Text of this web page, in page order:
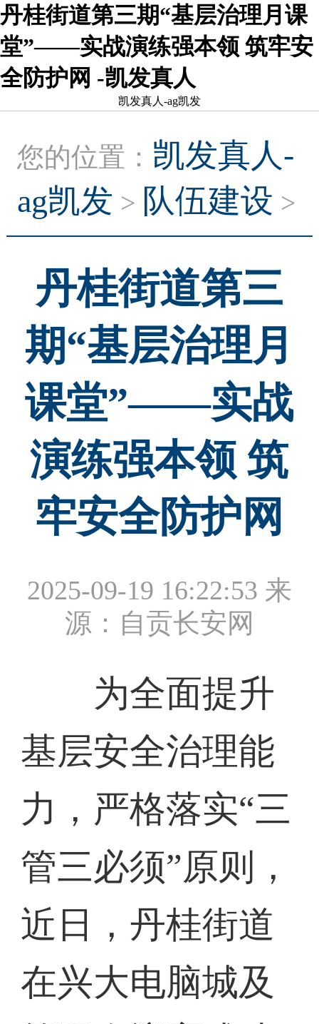
丹桂街道第三期“基层治理月课
堂”——实战演练强本领 筑牢安
全防护网 -凯发真人
凯发真人-ag凯发
您的位置： 凯发真人-
ag凯发 > 队伍建设 >
丹桂街道第三
期“基层治理月
课堂”——实战
演练强本领 筑
牢安全防护网
2025-09-19 16:22:53 来
源：自贡长安网
为全面提升
基层安全治理能
力，严格落实“三
管三必须”原则，
近日，丹桂街道
在兴大电脑城及